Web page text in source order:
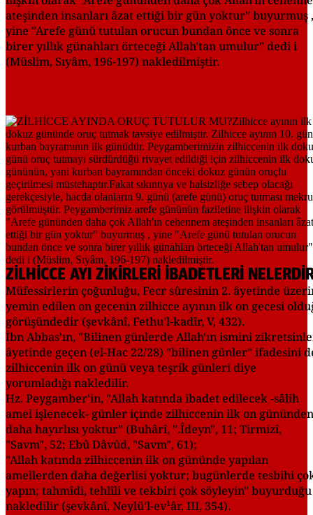
ateşinden insanları âzat ettiği bir gün yoktur" buyurmuş ,
yine "Arefe günü tutulan orucun bundan önce ve sonra
birer yıllık günahları örteceği Allah'tan umulur" dedi i
(Müslim, Sıyâm, 196-197) nakledilmiştir.
ZİLHİCCE AYI ZİKİRLERİ İBADETLERİ
Müfessirlerin çoğunluğu, Fecr sûresinin 2. âyetinde
yemin edilen on gecenin zilhicce ayının ilk on gecesi
görüşündedir (şevkânî, Fethu'l-kadîr, V, 432).
İbn Abbas'ın, "Bilinen günlerde Allah'ın ismini
âyetinde geçen (el-Hac 22/28) "bilinen günler" ifadesini
zilhiccenin ilk on günü veya teşrik günleri diye
yorumladığı nakledilir.
Hz. Peygamber'in, "Allah katında ibadet edilecek -sâlih
amel işlenecek- günler içinde zilhiccenin ilk on gününden
daha hayırlısı yoktur" (Buhârî, ".Îdeyn", 11; Tirmizî,
"Savm", 52; Ebû Dâvûd, "Savm", 61);
"Allah katında zilhiccenin ilk on gününde yapılan
amellerden daha değerlisi yoktur; bugünlerde tesbihi
yapın; tahmîdi, tehlîli ve tekbiri çok söyleyin" buyurduğu
nakledilir (şevkânî, Neylü'l-ev¹âr, III, 354).